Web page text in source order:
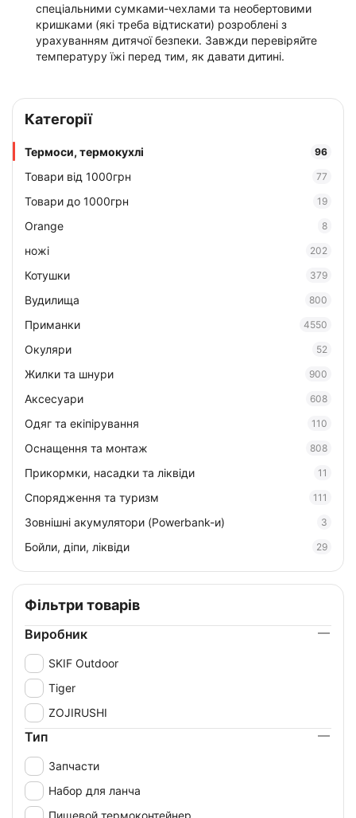
спеціальними сумками-чехлами та необертовими
кришками (які треба відтискати) розроблені з
урахуванням дитячої безпеки. Завжди перевіряйте
температуру їжі перед тим, як давати дитині.
Категорії
Термоси, термокухлі 96
Товари від 1000грн 77
Товари до 1000грн 19
Orange 8
ножі 202
Котушки 379
Вудилища 800
Приманки 4550
Окуляри 52
Жилки та шнури 900
Аксесуари 608
Одяг та екіпірування 110
Оснащення та монтаж 808
Прикормки, насадки та ліквіди 11
Спорядження та туризм 111
Зовнішні акумулятори (Powerbank-и) 3
Бойли, діпи, ліквіди 29
Фільтри товарів
Виробник
SKIF Outdoor
Tiger
ZOJIRUSHI
Тип
Запчасти
Набор для ланча
Пищевой термоконтейнер